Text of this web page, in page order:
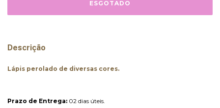
Descrição
Lápis perolado de diversas cores.
Prazo de Entrega: 02 dias úteis.